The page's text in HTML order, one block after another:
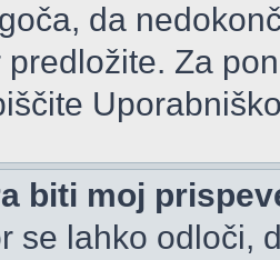
da
predložite. Za
biti moj
se lahko odloči,